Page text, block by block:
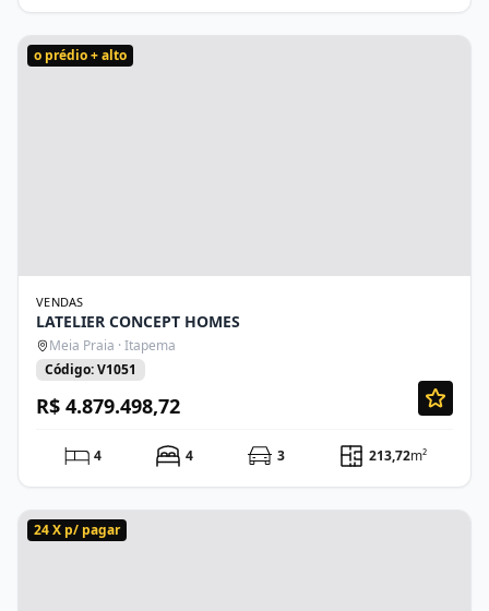
o prédio + alto
VENDAS
LATELIER CONCEPT HOMES
Meia Praia · Itapema
Código: V1051
R$ 4.879.498,72
4 4 3 213,72m²
24 X p/ pagar